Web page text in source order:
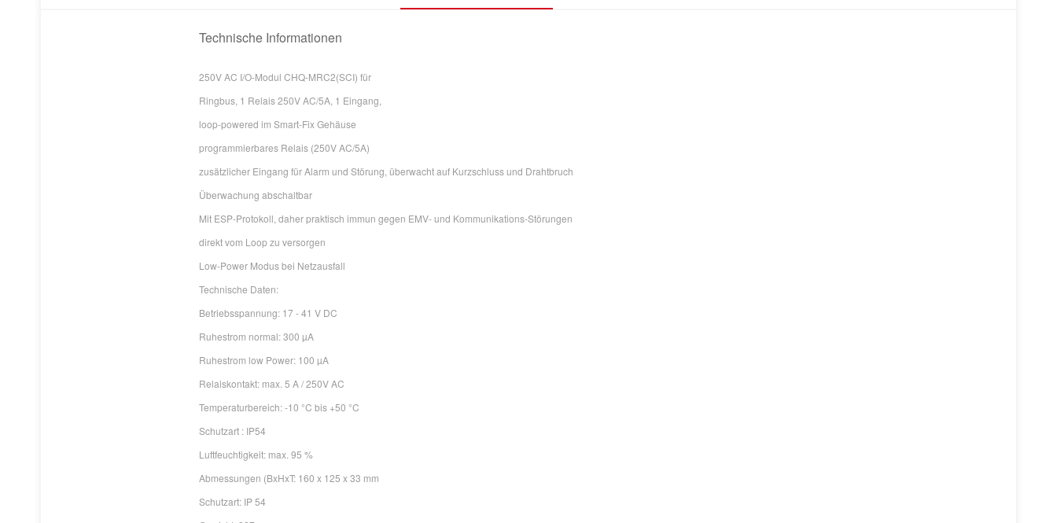
Technische Informationen
250V AC I/O-Modul CHQ-MRC2(SCI) für
Ringbus, 1 Relais 250V AC/5A, 1 Eingang,
loop-powered im Smart-Fix Gehäuse
program­mier­­bares Relais (250V AC/5A)
zusätzlicher Eingang für Alarm und Störung, überwacht auf Kurzschluss und Drahtbruch
Überwachung abschaltbar
Mit ESP-Protokoll, daher praktisch immun gegen EMV- und Kommunikations-Störungen
direkt vom Loop zu versorgen
Low-Power Modus bei Netzausfall
Technische Daten:
Betriebsspannung: 17 - 41 V DC
Ruhestrom normal: 300 µA
Ruhestrom low Power: 100 µA
Relaiskontakt: max. 5 A / 250V AC
Temperaturbereich: -10 °C bis +50 °C
Schutzart : IP54
Luftfeuchtigkeit: max. 95 %
Abmessungen (BxHxT: 160 x 125 x 33 mm
Schutzart: IP 54